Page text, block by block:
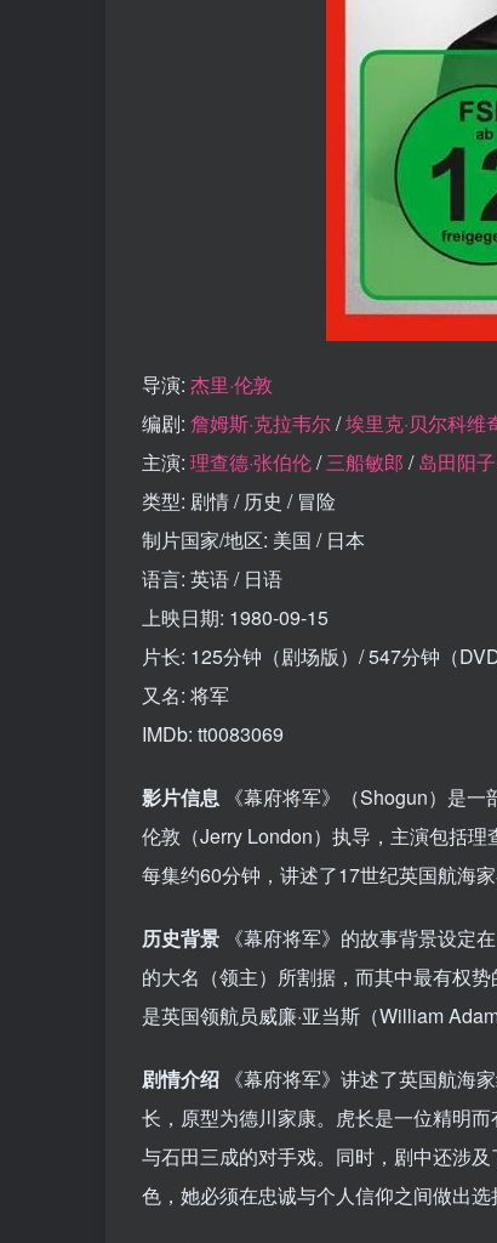
导演: 杰里·伦敦
编剧: 詹姆斯·克拉韦尔/埃里克·贝尔科维
主演: 理查德·张伯伦/三船敏郎 /岛田阳子
类型: 剧情 / 历史 / 冒险
制片国家/地区: 美国 / 日本
语言: 英语 / 日语
上映日期: 1980-09-15
片长: 125分钟（剧场版）/ 547分钟（DVD
又名: 将军
IMDb: tt0083069
影片信息 《幕府将军》（Shogun）是
伦敦（Jerry London）执导，主演包括
每集约60分钟，讲述了17世纪英国航海
历史背景 《幕府将军》的故事背景设定
的大名（领主）所割据，而其中最有权
是英国领航员威廉·亚当斯（William
剧情介绍 《幕府将军》讲述了英国航海
长，原型为德川家康。虎长是一位精明
与石田三成的对手戏。同时，剧中还涉
色，她必须在忠诚与个人信仰之间做出选